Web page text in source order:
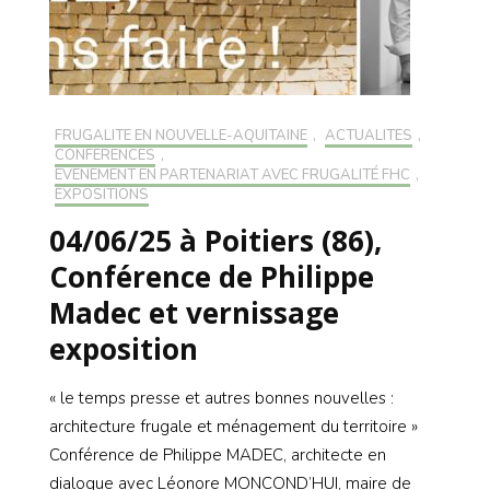
FRUGALITÉ EN NOUVELLE-AQUITAINE , ACTUALITÉS ,
CONFÉRENCES ,
EVÉNEMENT EN PARTENARIAT AVEC FRUGALITÉ FHC ,
EXPOSITIONS
04/06/25 à Poitiers (86),
Conférence de Philippe
Madec et vernissage
exposition
« le temps presse et autres bonnes nouvelles :
architecture frugale et ménagement du territoire »
Conférence de Philippe MADEC, architecte en
dialogue avec Léonore MONCOND’HUI, maire de